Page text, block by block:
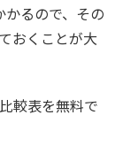
るので、その
おくことが大
較表を無料で